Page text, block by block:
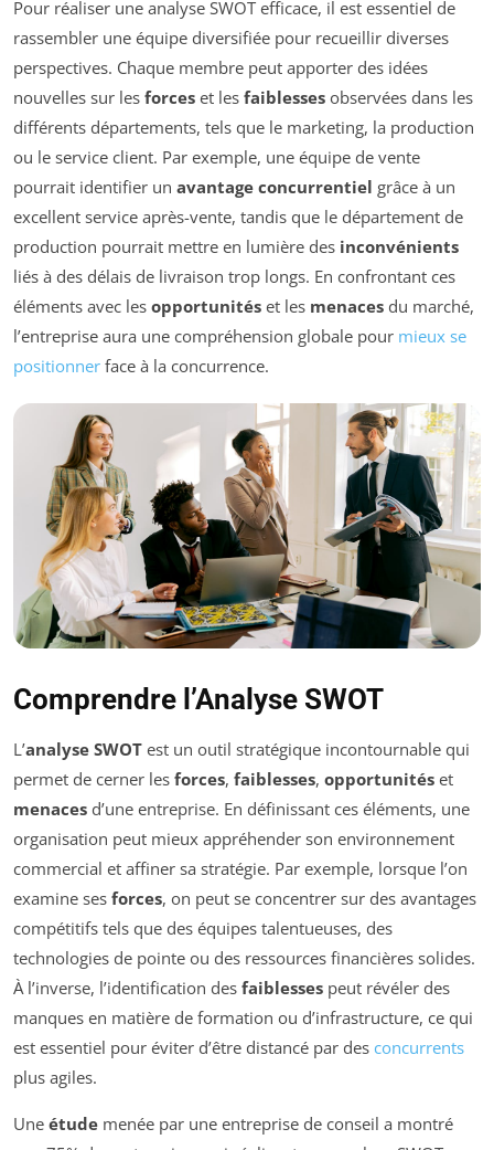
Pour réaliser une analyse SWOT efficace, il est essentiel de
rassembler une équipe diversifiée pour recueillir diverses
perspectives. Chaque membre peut apporter des idées
nouvelles sur les forces et les faiblesses observées dans les
différents départements, tels que le marketing, la production
ou le service client. Par exemple, une équipe de vente
pourrait identifier un avantage concurrentiel grâce à un
excellent service après-vente, tandis que le département de
production pourrait mettre en lumière des inconvénients
liés à des délais de livraison trop longs. En confrontant ces
éléments avec les opportunités et les menaces du marché,
l’entreprise aura une compréhension globale pour mieux se
positionner face à la concurrence.
Comprendre l’Analyse SWOT
L’analyse SWOT est un outil stratégique incontournable qui
permet de cerner les forces, faiblesses, opportunités et
menaces d’une entreprise. En définissant ces éléments, une
organisation peut mieux appréhender son environnement
commercial et affiner sa stratégie. Par exemple, lorsque l’on
examine ses forces, on peut se concentrer sur des avantages
compétitifs tels que des équipes talentueuses, des
technologies de pointe ou des ressources financières solides.
À l’inverse, l’identification des faiblesses peut révéler des
manques en matière de formation ou d’infrastructure, ce qui
est essentiel pour éviter d’être distancé par des concurrents
plus agiles.
Une étude menée par une entreprise de conseil a montré